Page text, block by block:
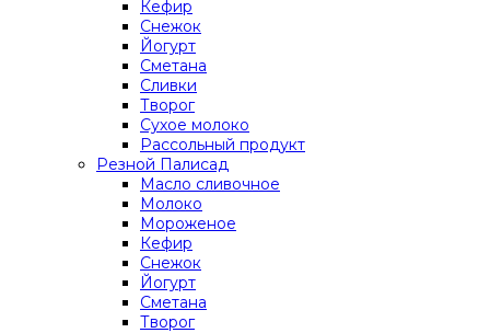
Кефир
Снежок
Йогурт
Сметана
Сливки
Творог
Сухое молоко
Рассольный продукт
Резной Палисад
Масло сливочное
Молоко
Мороженое
Кефир
Снежок
Йогурт
Сметана
Творог